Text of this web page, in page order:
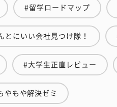
#留学ロードマップ
とにいい会社見つけ隊！
#大学生正直レビュー
やもや解決ゼミ